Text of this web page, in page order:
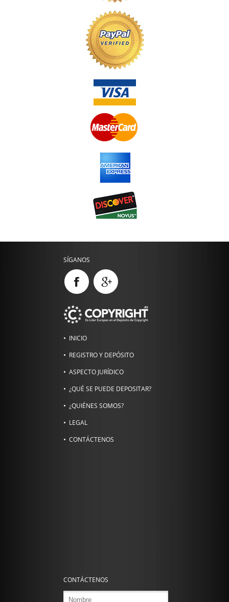
SÍGANOS
INICIO
REGISTRO Y DEPÓSITO
ASPECTO JURÍDICO
¿QUÉ SE PUEDE DEPOSITAR?
¿QUIÉNES SOMOS?
LEGAL
CONTÁCTENOS
CONTÁCTENOS